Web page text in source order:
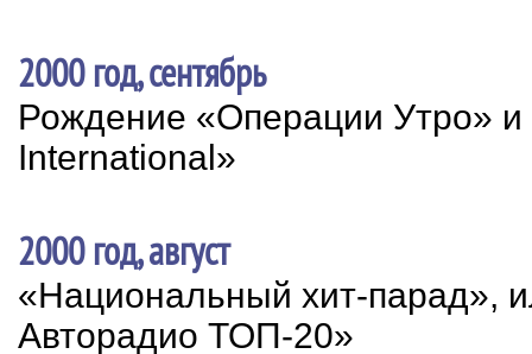
2000 год, сентябрь
Рождение «Операции Утро» и
International»
2000 год, август
«Национальный хит-парад»,
Авторадио ТОП-20»